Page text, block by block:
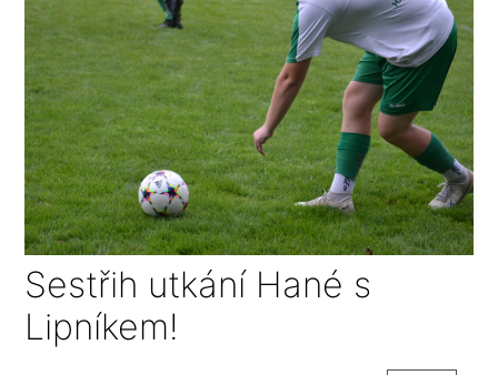
Sestřih utkání Hané s
Lipníkem!